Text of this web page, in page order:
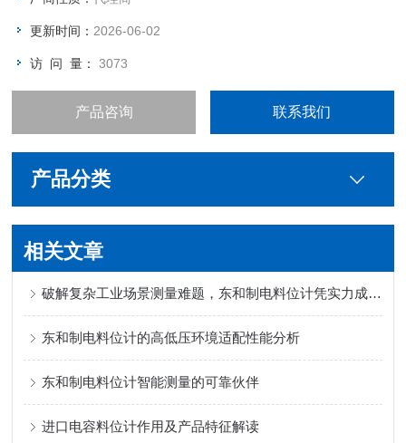
更新时间： 2026-06-02
访 问 量：3073
产品咨询 联系我们
产品分类
相关文章
破解复杂工业场景测量难题，东和制电料位计凭实力成为可靠选择
东和制电料位计的高低压环境适配性能分析
东和制电料位计智能测量的可靠伙伴
进口电容料位计作用及产品特征解读